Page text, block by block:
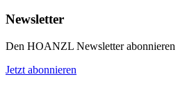
Newsletter
Den HOANZL Newsletter abonnieren
Jetzt abonnieren